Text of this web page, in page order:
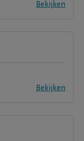
Bekijken
Bekijken